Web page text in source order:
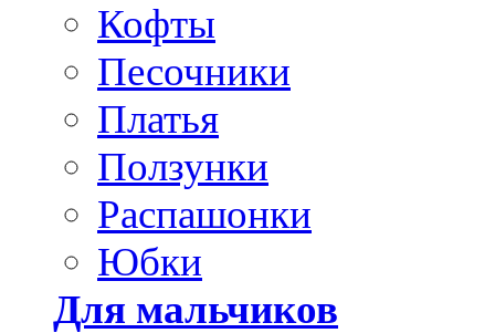
Кофты
Песочники
Платья
Ползунки
Распашонки
Юбки
Для мальчиков